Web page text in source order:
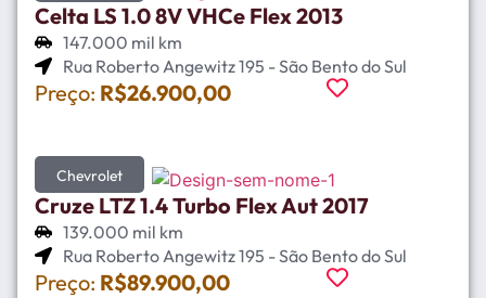
Celta LS 1.0 8V VHCe Flex 2013
147.000 mil km
Rua Roberto Angewitz 195 - São Bento do Sul
Preço: R$26.900,00
Chevrolet
Cruze LTZ 1.4 Turbo Flex Aut 2017
139.000 mil km
Rua Roberto Angewitz 195 - São Bento do Sul
Preço: R$89.900,00